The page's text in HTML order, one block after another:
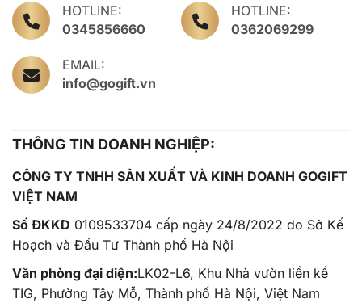
HOTLINE:
0345856660
HOTLINE:
0362069299
EMAIL:
info@gogift.vn
THÔNG TIN DOANH NGHIỆP:
CÔNG TY TNHH SẢN XUẤT VÀ KINH DOANH GOGIFT
VIỆT NAM
Số ĐKKD 0109533704 cấp ngày 24/8/2022 do Sở Kế
Hoạch và Đầu Tư Thành phố Hà Nội
Văn phòng đại diện:LK02-L6, Khu Nhà vườn liền kề
TIG, Phường Tây Mỗ, Thành phố Hà Nội, Việt Nam